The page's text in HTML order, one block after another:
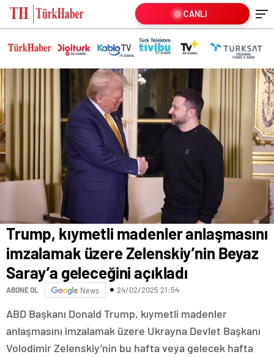
Trump, kıymetli madenler anlaşmasını
imzalamak üzere Zelenskiy’nin Beyaz
Saray’a geleceğini açıkladı
ABONE OL News 24/02/2025 21:54
ABD Başkanı Donald Trump, kıymetli madenler
anlaşmasını imzalamak üzere Ukrayna Devlet Başkanı
Volodimir Zelenskiy’nin bu hafta veya gelecek hafta
CANLI